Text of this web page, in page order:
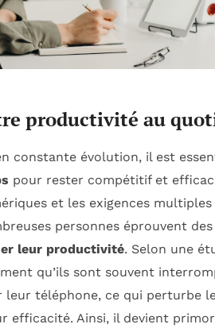
productivité au
constante évolution, il est
pour rester compétitif et
et les exigences multiples
personnes éprouvent des
leur productivité. Selon une
qu’ils sont souvent
leur téléphone, ce qui perturbe
efficacité. Ainsi, il devient